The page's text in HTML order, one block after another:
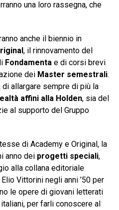
una loro rassegna, che
anche il biennio in
, il rinnovamento del
Fondamenta e di corsi brevi
dei Master semestrali.
di allargare sempre di più la
affini alla Holden, sia del
al supporto del Gruppo
di Academy e Original, la
anno dei progetti speciali,
alla collana editoriale
Vittorini negli anni ’50 per
le opere di giovani letterati
per farli conoscere al